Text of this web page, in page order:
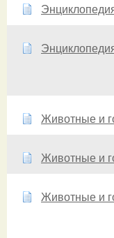
Животные и
Животные и
Животные и